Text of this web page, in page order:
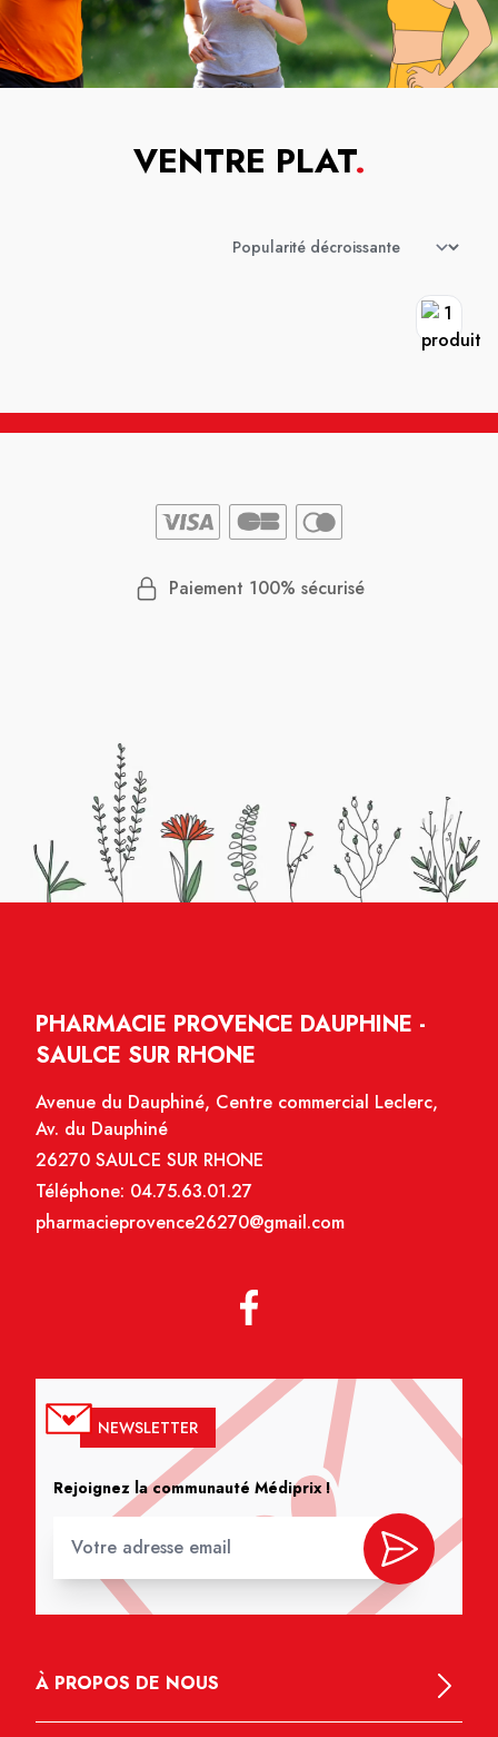
VENTRE PLAT.
Paiement 100% sécurisé
PHARMACIE PROVENCE DAUPHINE -
SAULCE SUR RHONE
Avenue du Dauphiné, Centre commercial Leclerc,
Av. du Dauphiné
26270 SAULCE SUR RHONE
Téléphone: 04.75.63.01.27
pharmacieprovence26270@gmail.com
NEWSLETTER
Rejoignez la communauté Médiprix !
À PROPOS DE NOUS